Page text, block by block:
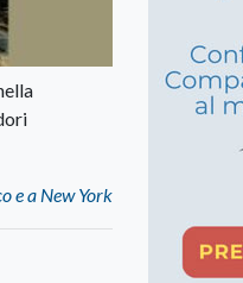
e a New York